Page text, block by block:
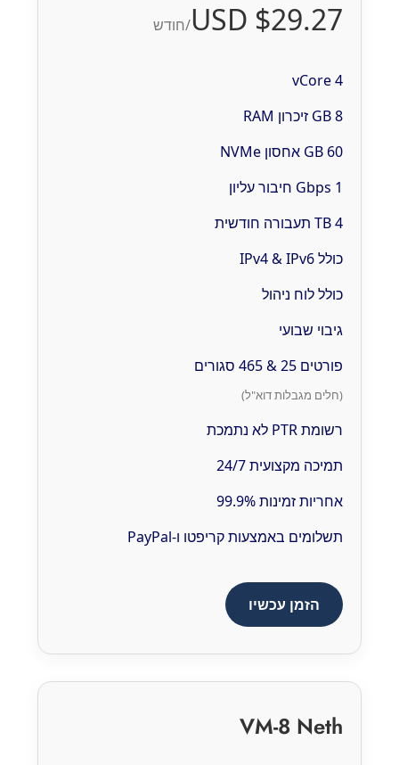
$29.27 USD /חודש
4 vCore
8 GB זיכרון RAM
60 GB אחסון NVMe
1 Gbps חיבור עליון
4 TB תעבורה חודשית
כולל IPv4 & IPv6
כולל לוח ניהול
גיבוי שבועי
פורטים 25 & 465 סגורים
(חלים מגבלות דוא"ל)
רשומת PTR לא נתמכת
תמיכה מקצועית 24/7
אחריות זמינות 99.9%
תשלומים באמצעות קריפטו ו-PayPal
הזמן עכשיו
VM-8 Neth